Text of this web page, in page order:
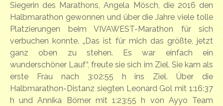
Siegerin des Marathons, Angela Mösch, die 2016 den
Halbmarathon gewonnen und über die Jahre viele tolle
Platzierungen beim VIVAWEST-Marathon für sich
verbuchen konnte. „Das ist für mich das größte, jetzt
ganz oben zu stehen. Es war einfach ein
wunderschöner Lauf“, freute sie sich im Ziel. Sie kam als
erste Frau nach 3:02:55 h ins Ziel. Über die
Halbmarathon-Distanz siegten Leonard Gol mit 1:16:37
h und Annika Börner mit 1:23:55 h von Ayyo Team